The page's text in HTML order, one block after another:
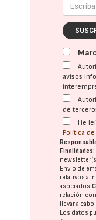
avisos
de
He
Política
Finalidades:
Envío de
relativos a
asociados.
relación
llevar a
Los datos